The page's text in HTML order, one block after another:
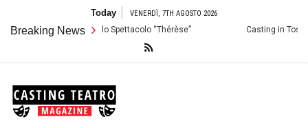
content
Today VENERDÌ, 7TH AGOSTO 2026
Breaking News
Audizioni per lo Spettacolo “Thérèse” Casting in